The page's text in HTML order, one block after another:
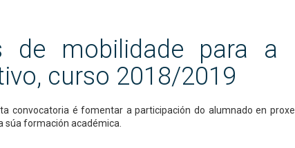
de mobilidade para a
curso 2018/2019
convocatoria é fomentar a participación do alumnado en
súa formación académica.